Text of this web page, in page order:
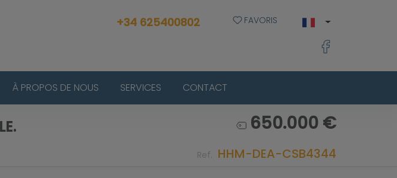
+34 625400802 FAVORIS
À PROPOS DE NOUS SERVICES CONTACT
650.000 €
Ref. HHM-DEA-CSB4344